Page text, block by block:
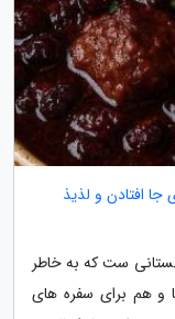
طلایی برای جا افتادن و لذیذ
ست که به خاطر
هم برای سفره های